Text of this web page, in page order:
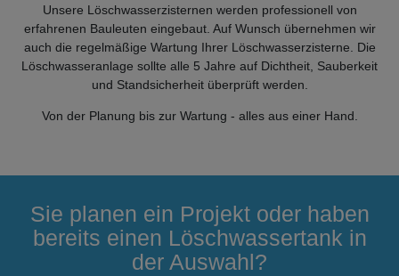
Unsere Löschwasserzisternen werden professionell von
erfahrenen Bauleuten eingebaut. Auf Wunsch übernehmen wir
auch die regelmäßige Wartung Ihrer Löschwasserzisterne. Die
Löschwasseranlage sollte alle 5 Jahre auf Dichtheit, Sauberkeit
und Standsicherheit überprüft werden.
Von der Planung bis zur Wartung - alles aus einer Hand.
Sie planen ein Projekt oder haben
bereits einen Löschwassertank in
der Auswahl?